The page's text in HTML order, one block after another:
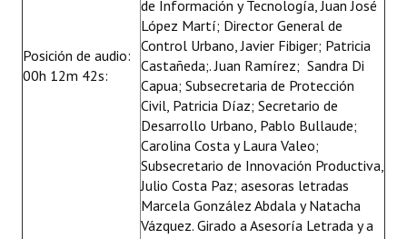
Posición de audio:
00h 12m 42s:
de Información y Tecnología, Juan José
López Martí; Director General de
Control Urbano, Javier Fibiger; Patricia
Castañeda;. Juan Ramírez; Sandra Di
Capua; Subsecretaria de Protección
Civil, Patricia Díaz; Secretario de
Desarrollo Urbano, Pablo Bullaude;
Carolina Costa y Laura Valeo;
Subsecretario de Innovación Productiva,
Julio Costa Paz; asesoras letradas
Marcela González Abdala y Natacha
Vázquez. Girado a Asesoría Letrada y a